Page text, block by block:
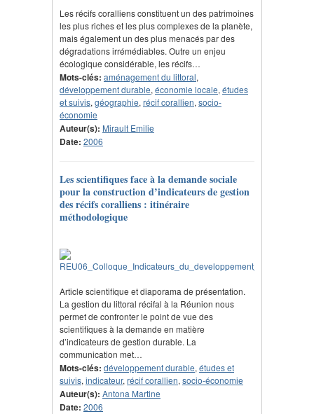
Les récifs coralliens constituent un des patrimoines
les plus riches et les plus complexes de la planète,
mais également un des plus menacés par des
dégradations irrémédiables. Outre un enjeu
écologique considérable, les récifs…
Mots-clés: aménagement du littoral,
développement durable, économie locale, études
et suivis, géographie, récif corallien, socio-
économie
Auteur(s): Mirault Emilie
Date: 2006
Les scientifiques face à la demande sociale
pour la construction d’indicateurs de gestion
des récifs coralliens : itinéraire
méthodologique
Article scientifique et diaporama de présentation.
La gestion du littoral récifal à la Réunion nous
permet de confronter le point de vue des
scientifiques à la demande en matière
d’indicateurs de gestion durable. La
communication met…
Mots-clés: développement durable, études et
suivis, indicateur, récif corallien, socio-économie
Auteur(s): Antona Martine
Date: 2006